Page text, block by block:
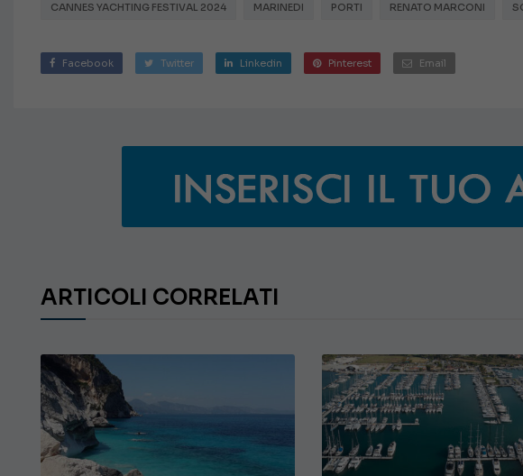
CANNES YACHTING FESTIVAL 2024 MARINEDI PORTI RENATO MARCONI
Facebook Twitter Linkedin Pinterest Email
ARTICOLI CORRELATI